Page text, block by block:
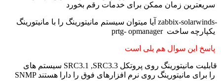
آیا میتوان سیستم مانیتورینگ را با مانیتورینگ zabbix-solarwinds-
سیستم های SRC3.1 ,SRC3.3 قابلیت مانیتورینگ روی پروتکل